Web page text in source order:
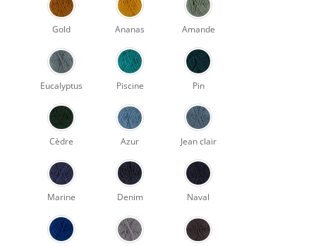
Gold Ananas Amande
Eucalyptus Piscine Pin
Cèdre Azur Jean clair
Marine Denim Naval